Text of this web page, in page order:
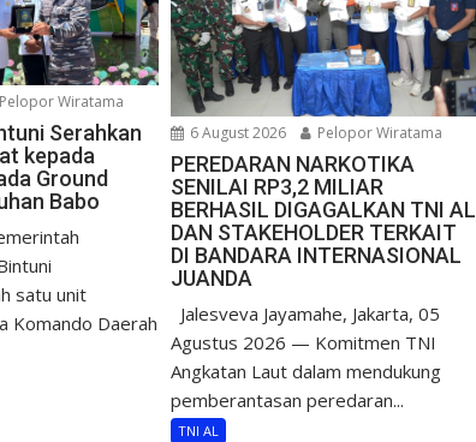
Pelopor Wiratama
Serahkan
kepada
Ground
Babo
satu unit
Komando Daerah
6 August 2026 Pelopor Wiratama
PEREDARAN NARKOTIKA
SENILAI RP3,2 MILIAR
BERHASIL DIGAGALKAN TNI AL
DAN STAKEHOLDER TERKAIT
DI BANDARA INTERNASIONAL
JUANDA
Jalesveva Jayamahe, Jakarta, 05
Agustus 2026 — Komitmen TNI
Angkatan Laut dalam mendukung
pemberantasan peredaran...
TNI AL